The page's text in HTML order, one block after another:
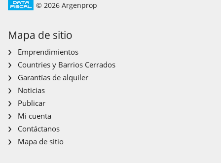
© 2026 Argenprop
Mapa de sitio
Emprendimientos
Countries y Barrios Cerrados
Garantías de alquiler
Noticias
Publicar
Mi cuenta
Contáctanos
Mapa de sitio